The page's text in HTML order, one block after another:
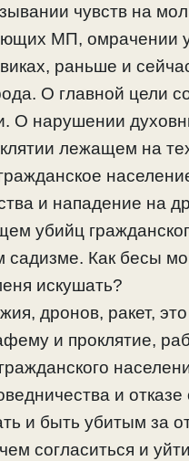
чувств на
МП, омрачении
раньше и
О главной цели
О нарушении
лежащем на
и нападение на
убийц
Как бесы
искушать?
дронов, ракет,
и проклятие,
и отказе
и быть убитым за
согласиться и